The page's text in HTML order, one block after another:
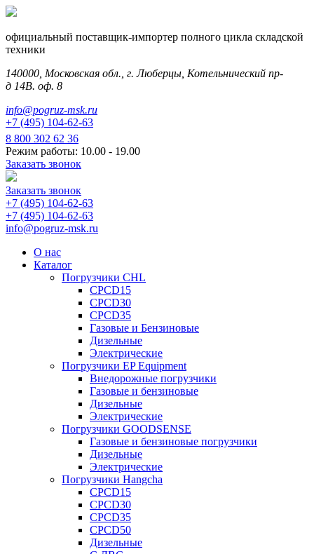
официальный поставщик-импортер полного цикла складской
техники
140000, Московская обл., г. Люберцы, Котельнический пр-
д 14В. оф. 8
info@pogruz-msk.ru
+7 (495) 104-62-63
8 800 302 62 36
Режим работы: 10.00 - 19.00
Заказать звонок
Заказать звонок
+7 (495) 104-62-63
+7 (495) 104-62-63
info@pogruz-msk.ru
О нас
Каталог
Погрузчики CHL
CPCD15
CPCD30
CPCD35
Газовые и Бензиновые
Дизельные
Электрические
Погрузчики EP Equipment
Внедорожные погрузчики
Газовые и бензиновые
Дизельные
Электрические
Погрузчики GOODSENSE
Газовые и бензиновые погрузчики
Дизельные
Электрические
Погрузчики Hangcha
CPCD15
CPCD30
CPCD35
CPCD50
Дизельные